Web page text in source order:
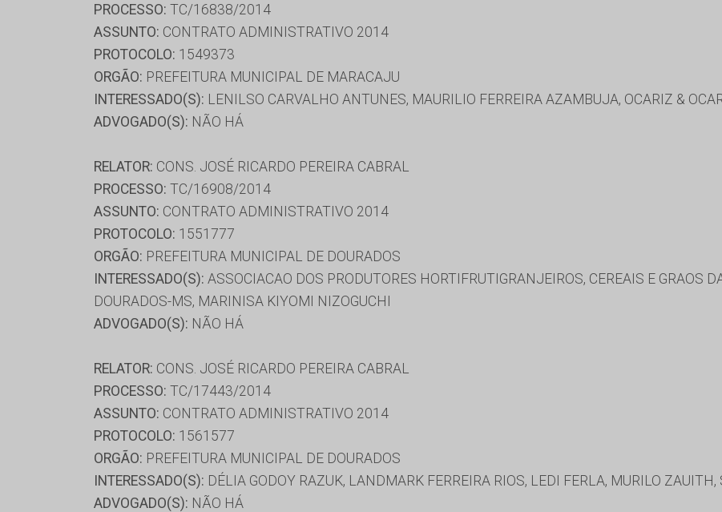
PROCESSO: TC/16838/2014
ASSUNTO: CONTRATO ADMINISTRATIVO 2014
PROTOCOLO: 1549373
ORGÃO: PREFEITURA MUNICIPAL DE MARACAJU
INTERESSADO(S): LENILSO CARVALHO ANTUNES, MAURILIO FERREIRA AZAMBUJA, OCARIZ &
ADVOGADO(S): NÃO HÁ
RELATOR: CONS. JOSÉ RICARDO PEREIRA CABRAL
PROCESSO: TC/16908/2014
ASSUNTO: CONTRATO ADMINISTRATIVO 2014
PROTOCOLO: 1551777
ORGÃO: PREFEITURA MUNICIPAL DE DOURADOS
INTERESSADO(S): ASSOCIACAO DOS PRODUTORES HORTIFRUTIGRANJEIROS, CEREAIS E GRAOS
DOURADOS-MS, MARINISA KIYOMI NIZOGUCHI
ADVOGADO(S): NÃO HÁ
RELATOR: CONS. JOSÉ RICARDO PEREIRA CABRAL
PROCESSO: TC/17443/2014
ASSUNTO: CONTRATO ADMINISTRATIVO 2014
PROTOCOLO: 1561577
ORGÃO: PREFEITURA MUNICIPAL DE DOURADOS
INTERESSADO(S): DÉLIA GODOY RAZUK, LANDMARK FERREIRA RIOS, LEDI FERLA, MURILO
ADVOGADO(S): NÃO HÁ